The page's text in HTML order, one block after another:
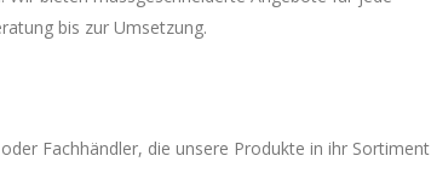
bis zur Umsetzung.
Fachhändler, die unsere Produkte in ihr Sortiment